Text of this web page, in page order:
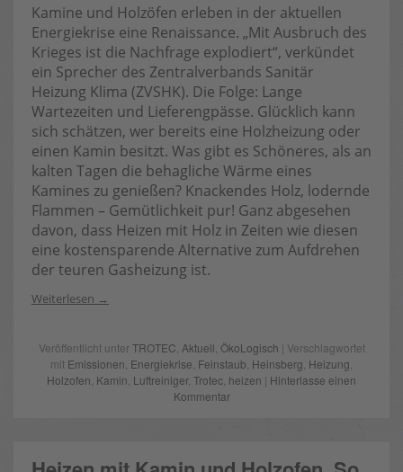
Kamine und Holzöfen erleben in der aktuellen
Energiekrise eine Renaissance. „Mit Ausbruch des
Krieges ist die Nachfrage explodiert“, verkündet
ein Sprecher des Zentralverbands Sanitär
Heizung Klima (ZVSHK). Die Folge: Lange
Wartezeiten und Lieferengpässe. Glücklich kann
sich schätzen, wer bereits eine Holzheizung oder
einen Kamin besitzt. Was gibt es Schöneres, als an
kalten Tagen die behagliche Wärme eines
Kamines zu genießen? Knackendes Holz, lodernde
Flammen – Gemütlichkeit pur! Ganz abgesehen
davon, dass Heizen mit Holz in Zeiten wie diesen
eine kostensparende Alternative zum Aufdrehen
der teuren Gasheizung ist.
Weiterlesen
Veröffentlicht unterTROTEC Aktuell ÖkoLogisch | Verschlagwortet
mit Emissionen Energiekrise Feinstaub Heinsberg Heizung
Holzofen Kamin Luftreiniger, Trotec heizen | Hinterlasse einen
Kommentar